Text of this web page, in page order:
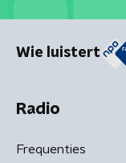
Wie luistert
Radio
Frequenties